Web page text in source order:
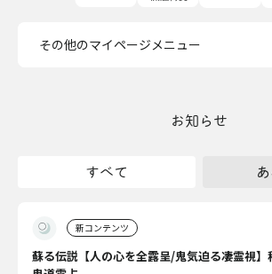
その他のマイページメニュー
お知らせ
すべて
新コンテンツ
蘇る伝説【人の心を全露呈/鬼気迫る凄霊視】